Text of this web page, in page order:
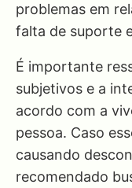
problemas em
falta de suporte
É importante
subjetivos e a
acordo com a
pessoa. Caso
causando
recomendado